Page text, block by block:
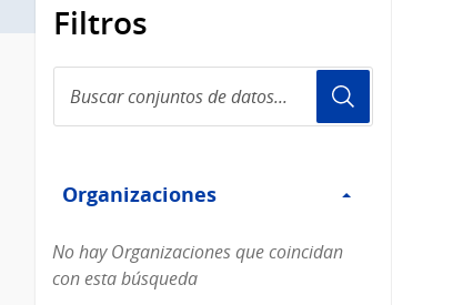
Filtros
conjuntos
de
Organizaciones
Organizaciones
No hay Organizaciones que coincidan
con esta búsqueda